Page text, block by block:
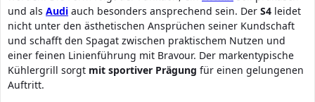
und als Audi auch besonders ansprechend sein. Der S4 leidet
nicht unter den ästhetischen Ansprüchen seiner Kundschaft
und schafft den Spagat zwischen praktischem Nutzen und
einer feinen Linienführung mit Bravour. Der markentypische
Kühlergrill sorgt mit sportiver Prägung für einen gelungenen
Auftritt.